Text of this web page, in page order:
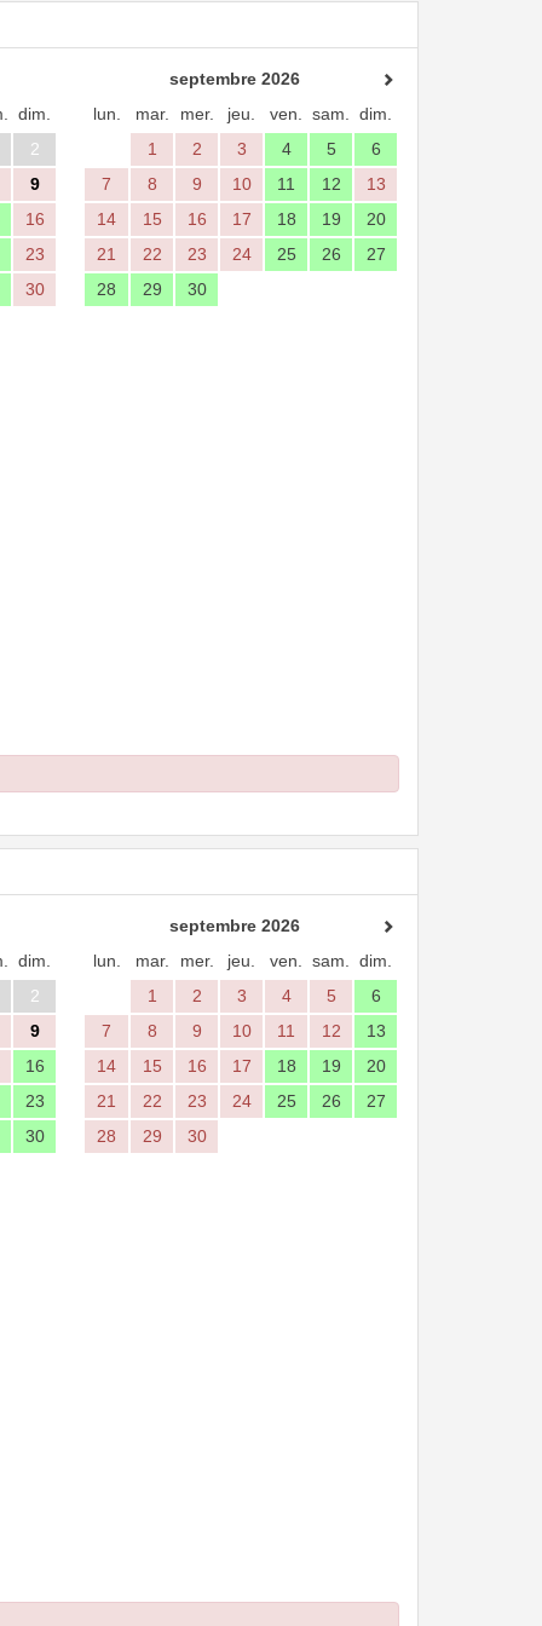
dim.
2
9
16
23
30
septembre 2026
lun.
mar. mer. jeu. ven. sam. dim.
1
2 3 4 5
6
7
8 9 10 11 12
13
14
15 16 17 18 19
20
21
22 23 24 25 26
27
28
29 30
dim.
2
9
16
23
30
septembre 2026
lun.
mar. mer. jeu. ven. sam. dim.
1
2 3 4 5
6
7
8 9 10 11 12
13
14
15 16 17 18 19
20
21
22 23 24 25 26
27
28
29 30